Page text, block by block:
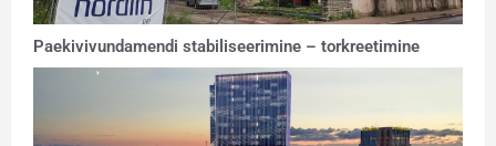
Paekivivundamendi stabiliseerimine – torkreetimine